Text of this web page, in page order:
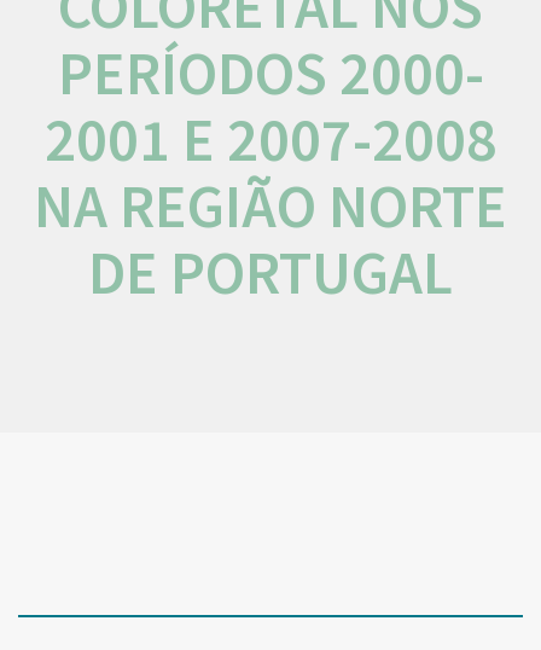
PERÍODOS 2000-
2001 E 2007-2008
NA REGIÃO NORTE
DE PORTUGAL